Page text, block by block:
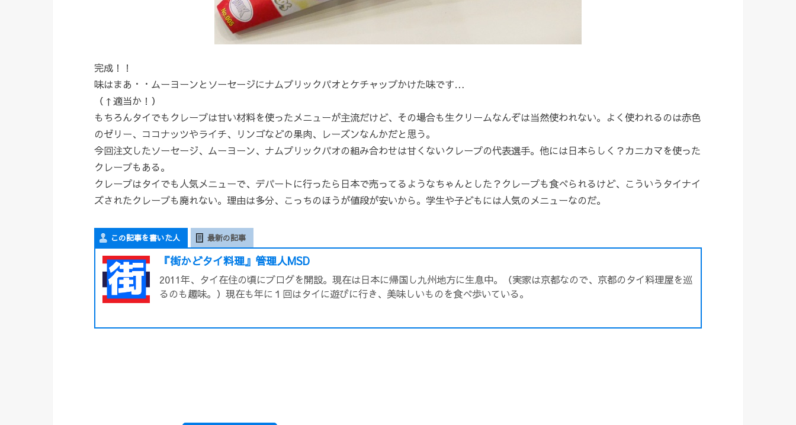
完成！！
味はまあ・・ムーヨーンとソーセージにナムプリックパオとケチャップかけた味です…
（↑適当か！）
もちろんタイでもクレープは甘い材料を使ったメニューが主流だけど、その場合も生クリームなんぞは当然使われない。よく使われるのは赤色
のゼリー、ココナッツやライチ、リンゴなどの果肉、レーズンなんかだと思う。
今回注文したソーセージ、ムーヨーン、ナムプリックパオの組み合わせは甘くないクレープの代表選手。他には日本らしく？カニカマを使った
クレープもある。
クレープはタイでも人気メニューで、デパートに行ったら日本で売ってるようなちゃんとした？クレープも食べられるけど、こういうタイナイ
ズされたクレープも廃れない。理由は多分、こっちのほうが値段が安いから。学生や子どもには人気のメニューなのだ。
この記事を書いた人 最新の記事
『街かどタイ料理』管理人MSD
2011年、タイ在住の頃にブログを開設。現在は日本に帰国し九州地方に生息中。（実家は京都なので、京都のタイ料理屋を巡
るのも趣味。）現在も年に１回はタイに遊びに行き、美味しいものを食べ歩いている。